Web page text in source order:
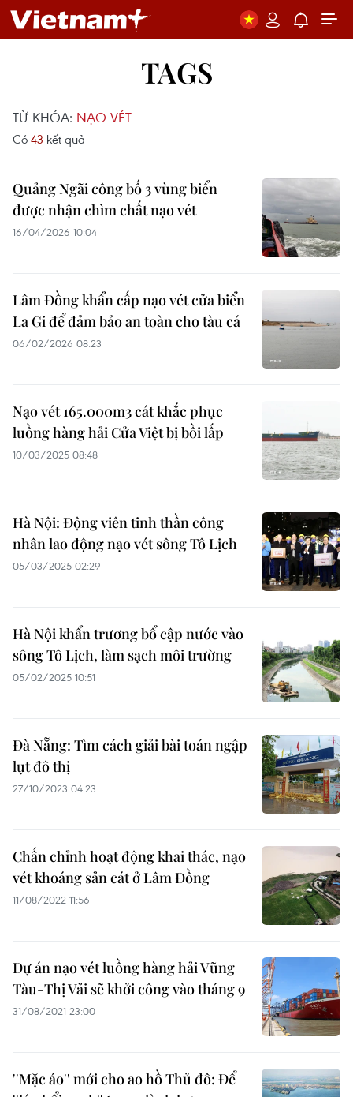
TAGS
TỪ KHÓA: NẠO VÉT
Có 43 kết quả
Quảng Ngãi công bố 3 vùng biển
được nhận chìm chất nạo vét
16/04/2026 10:04
Lâm Đồng khẩn cấp nạo vét cửa biển
La Gi để đảm bảo an toàn cho tàu cá
06/02/2026 08:23
Nạo vét 165.000m3 cát khắc phục
luồng hàng hải Cửa Việt bị bồi lấp
10/03/2025 08:48
Hà Nội: Động viên tinh thần công
nhân lao động nạo vét sông Tô Lịch
05/03/2025 02:29
Hà Nội khẩn trương bổ cập nước vào
sông Tô Lịch, làm sạch môi trường
05/02/2025 10:51
Đà Nẵng: Tìm cách giải bài toán ngập
lụt đô thị
27/10/2023 04:23
Chấn chỉnh hoạt động khai thác, nạo
vét khoáng sản cát ở Lâm Đồng
11/08/2022 11:56
Dự án nạo vét luồng hàng hải Vũng
Tàu-Thị Vải sẽ khởi công vào tháng 9
31/08/2021 23:00
''Mặc áo'' mới cho ao hồ Thủ đô: Để